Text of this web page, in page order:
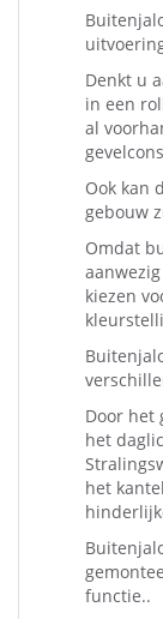
Denkt u
in een
al
Ook kan
gebouw
Omdat
kiezen
Door het
het
het
functie..